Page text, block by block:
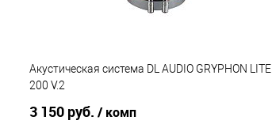
Акустическая система DL AUDIO GRYPHON LITE
200 V.2
3 150 руб. / комп